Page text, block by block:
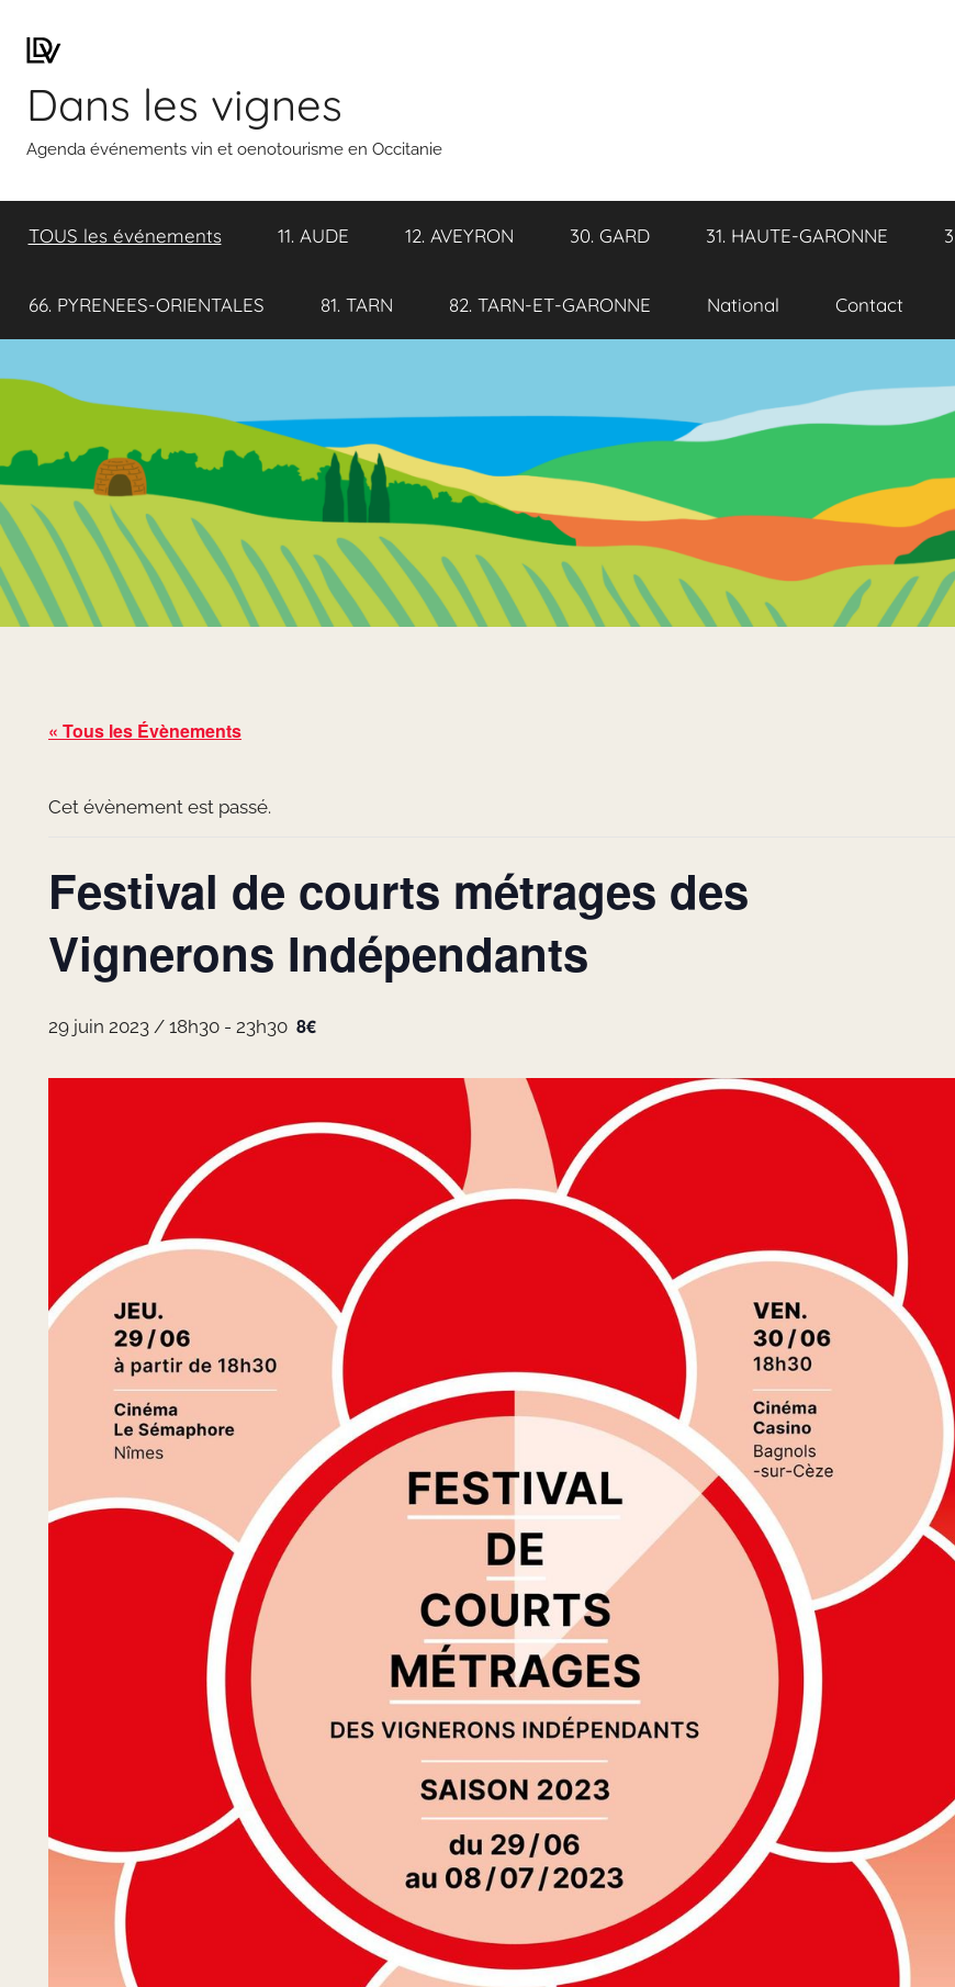
Dans les vignes
Agenda événements vin et oenotourisme en Occitanie
TOUS les événements 11. AUDE 12. AVEYRON 30. GARD 31. HAUTE-GARONNE
66. PYRENEES-ORIENTALES 81. TARN 82. TARN-ET-GARONNE National Contact
« Tous les Évènements
Cet évènement est passé.
Festival de courts métrages des
Vignerons Indépendants
29 juin 2023 / 18h30 - 23h30 8€